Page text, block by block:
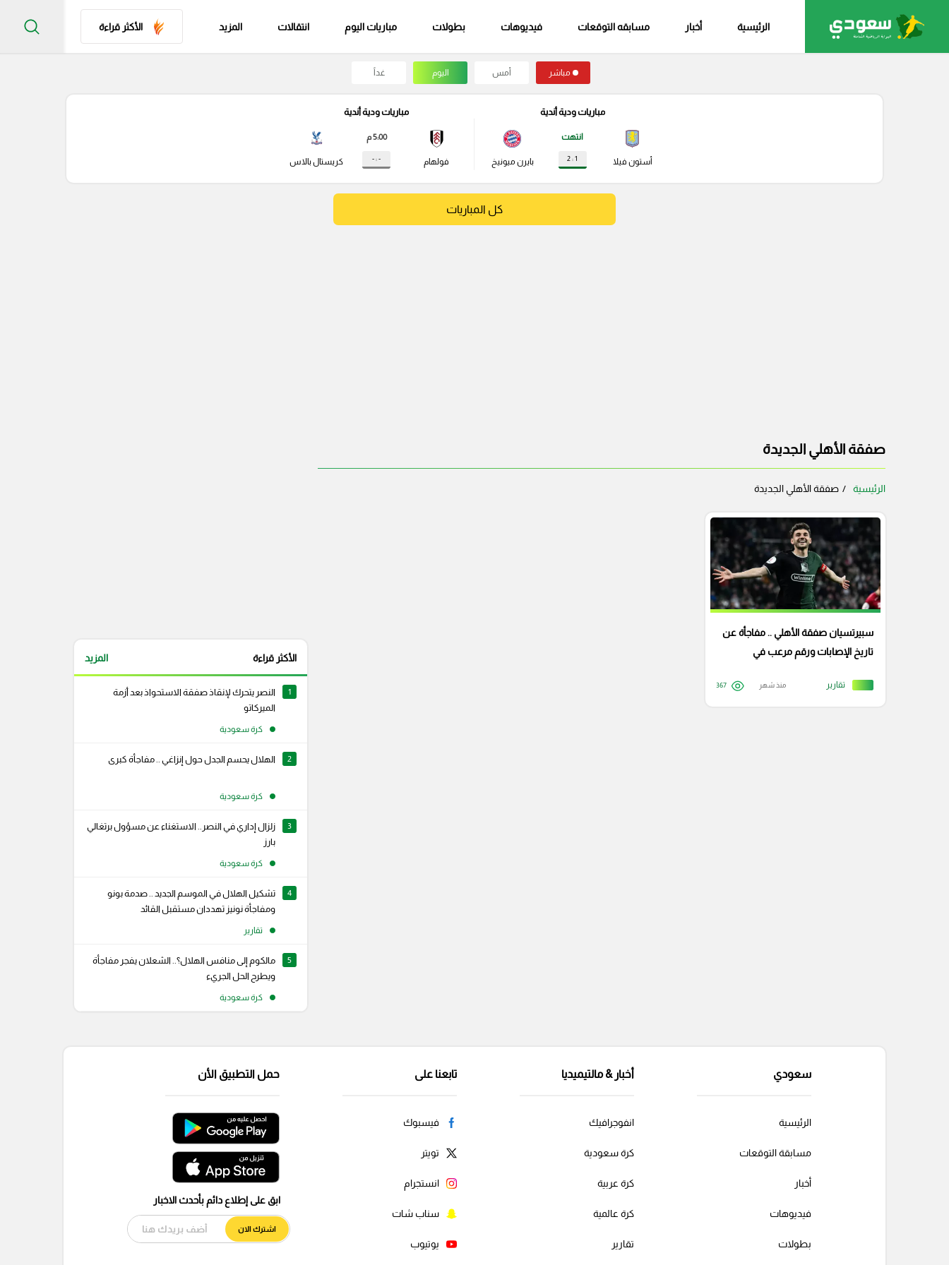
الرئيسية أخبار مسابقه التوقعات فيديوهات بطولات مباريات اليوم انتقالات المزيد الأكثر قراءة
مباشر أمس اليوم غداً
مباريات ودية أندية
أستون فيلا
انتهت
1 : 2 بايرن ميونيخ
مباريات ودية أندية
فولهام
5:00 م
- : - كريستال بالاس
كل المباريات
صفقة الأهلي الجديدة
الرئيسية صفقة الأهلي الجديدة
تقارير
سبيرتسيان صفقة الأهلي .. مفاجأة عن
تاريخ الإصابات ورقم مرعب في
منذ شهر 367
الأكثر قراءة المزيد
1
النصر يتحرك لإنقاذ صفقة الاستحواذ بعد أزمة
الميركاتو
كرة سعودية
2 الهلال يحسم الجدل حول إنزاغي .. مفاجأة كبرى
كرة سعودية
3
زلزال إداري في النصر.. الاستغناء عن مسؤول برتغالي
بارز
كرة سعودية
4
تشكيل الهلال في الموسم الجديد .. صدمة بونو
ومفاجأة نونيز تهددان مستقبل القائد
تقارير
5
مالكوم إلى منافس الهلال؟.. الشعلان يفجر مفاجأة
ويطرح الحل الجريء
كرة سعودية
سعودي
الرئيسية
مسابقة التوقعات
أخبار
فيديوهات
بطولات
أخبار & مالتيميديا
انفوجرافيك
كرة سعودية
كرة عربية
كرة عالمية
تقارير
تابعنا على
فيسبوك
تويتر
انستجرام
سناب شات
يوتيوب
حمل التطبيق الأن
ابق على إطلاع دائم بأحدث الاخبار
اشترك الان